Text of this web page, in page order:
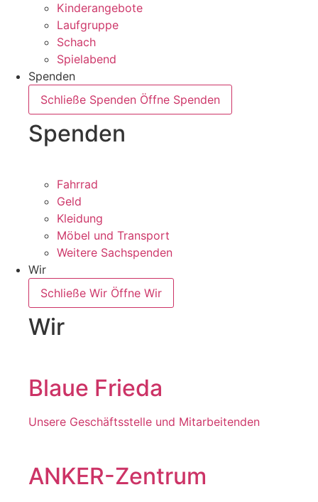
Kinderangebote
Laufgruppe
Schach
Spielabend
Spenden
Schließe Spenden Öffne Spenden
Spenden
Fahrrad
Geld
Kleidung
Möbel und Transport
Weitere Sachspenden
Wir
Schließe Wir Öffne Wir
Wir
Blaue Frieda
Unsere Geschäftsstelle und Mitarbeitenden
ANKER-Zentrum